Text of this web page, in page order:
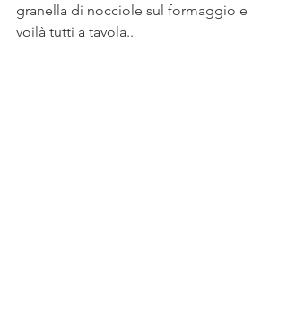
granella di nocciole sul formaggio e
voilà tutti a tavola..